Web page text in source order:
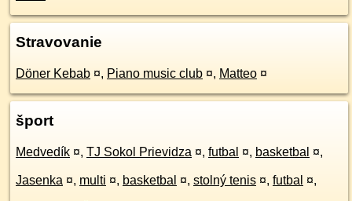
Stravovanie
Döner Kebab ¤, Piano music club ¤, Matteo ¤
šport
Medvedík ¤, TJ Sokol Prievidza ¤, futbal ¤, basketbal ¤,
Jasenka ¤, multi ¤, basketbal ¤, stolný tenis ¤, futbal ¤,